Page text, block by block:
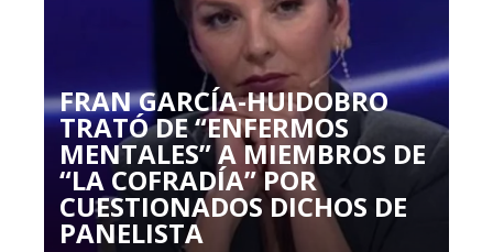
FRAN GARCÍA-HUIDOBRO
TRATÓ DE “ENFERMOS
MENTALES” A MIEMBROS DE
“LA COFRADÍA” POR
CUESTIONADOS DICHOS DE
PANELISTA